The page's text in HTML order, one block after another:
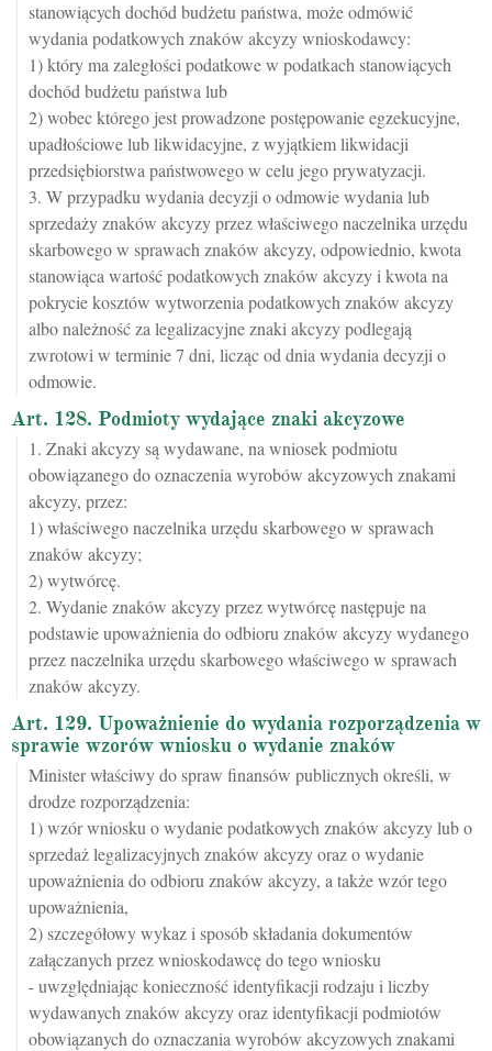
stanowiących dochód budżetu państwa, może odmówić
wydania podatkowych znaków akcyzy wnioskodawcy:
1) który ma zaległości podatkowe w podatkach stanowiących
dochód budżetu państwa lub
2) wobec którego jest prowadzone postępowanie egzekucyjne,
upadłościowe lub likwidacyjne, z wyjątkiem likwidacji
przedsiębiorstwa państwowego w celu jego prywatyzacji.
3. W przypadku wydania decyzji o odmowie wydania lub
sprzedaży znaków akcyzy przez właściwego naczelnika urzędu
skarbowego w sprawach znaków akcyzy, odpowiednio, kwota
stanowiąca wartość podatkowych znaków akcyzy i kwota na
pokrycie kosztów wytworzenia podatkowych znaków akcyzy
albo należność za legalizacyjne znaki akcyzy podlegają
zwrotowi w terminie 7 dni, licząc od dnia wydania decyzji o
odmowie.
Art. 128. Podmioty wydające znaki akcyzowe
1. Znaki akcyzy są wydawane, na wniosek podmiotu
obowiązanego do oznaczenia wyrobów akcyzowych znakami
akcyzy, przez:
1) właściwego naczelnika urzędu skarbowego w sprawach
znaków akcyzy;
2) wytwórcę.
2. Wydanie znaków akcyzy przez wytwórcę następuje na
podstawie upoważnienia do odbioru znaków akcyzy wydanego
przez naczelnika urzędu skarbowego właściwego w sprawach
znaków akcyzy.
Art. 129. Upoważnienie do wydania rozporządzenia w
sprawie wzorów wniosku o wydanie znaków
Minister właściwy do spraw finansów publicznych określi, w
drodze rozporządzenia:
1) wzór wniosku o wydanie podatkowych znaków akcyzy lub o
sprzedaż legalizacyjnych znaków akcyzy oraz o wydanie
upoważnienia do odbioru znaków akcyzy, a także wzór tego
upoważnienia,
2) szczegółowy wykaz i sposób składania dokumentów
załączanych przez wnioskodawcę do tego wniosku
- uwzględniając konieczność identyfikacji rodzaju i liczby
wydawanych znaków akcyzy oraz identyfikacji podmiotów
obowiązanych do oznaczania wyrobów akcyzowych znakami